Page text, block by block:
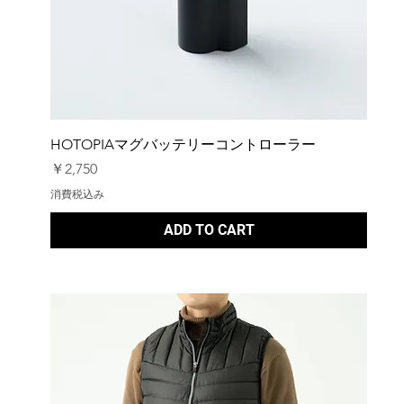
HOTOPIAマグバッテリーコントローラー
価格
￥2,750
消費税込み
ADD TO CART